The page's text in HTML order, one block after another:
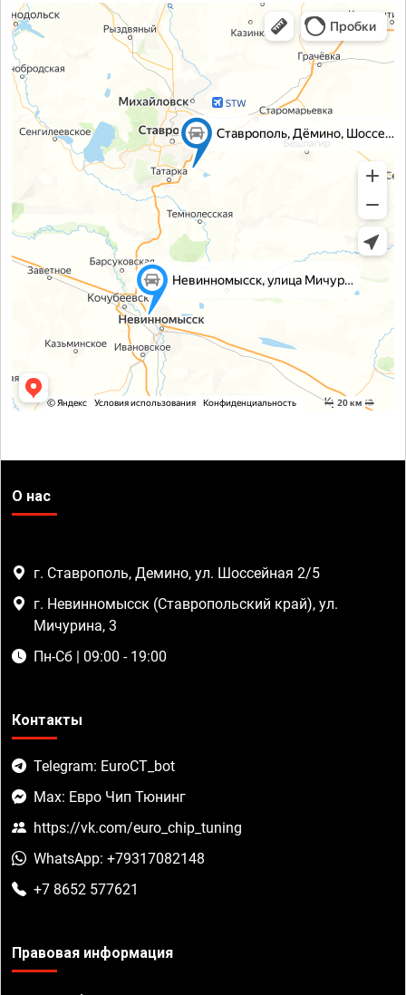
О нас
г. Ставрополь, Демино, ул. Шоссейная 2/5
г. Невинномысск (Ставропольский край), ул.
Мичурина, 3
Пн-Сб | 09:00 - 19:00
Контакты
Telegram: EuroCT_bot
Max: Евро Чип Тюнинг
https://vk.com/euro_chip_tuning
WhatsApp: +79317082148
+7 8652 577621
Правовая информация